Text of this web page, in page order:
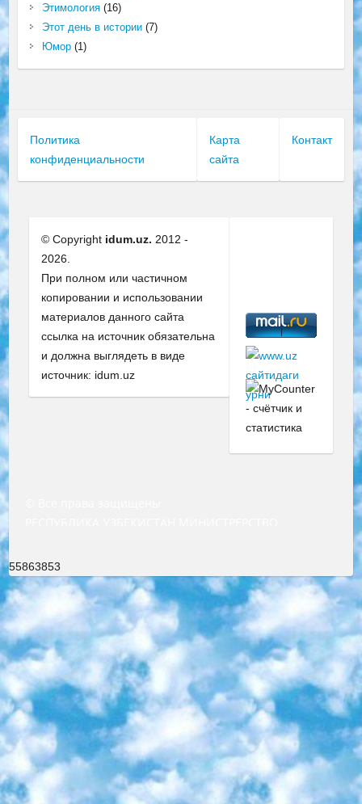
Этимология(16)
Этот день в истории(7)
Юмор(1)
Политика
конфиденциальности
Карта
сайта
Контакт
© Copyright idum.uz. 2012 -
2026.
При полном или частичном
копировании и использовании
материалов данного сайта
ссылка на источник обязательна
и должна выглядеть в виде
источник: idum.uz
55863853